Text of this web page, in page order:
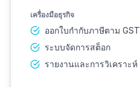
เครื่องมือธุรกิจ
ออกใบกำกับภาษีตาม GST
ระบบจัดการสต็อก
รายงานและการวิเคราะห์